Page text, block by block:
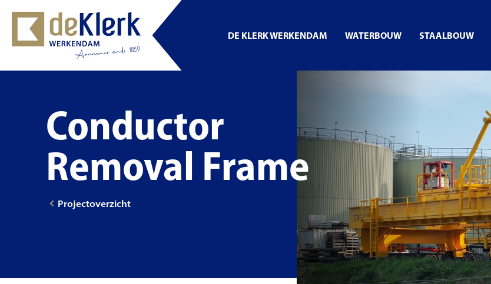
DE KLERK WERKENDAM WATERBOUW STAALBOUW
Conductor
Removal Frame
Projectoverzicht